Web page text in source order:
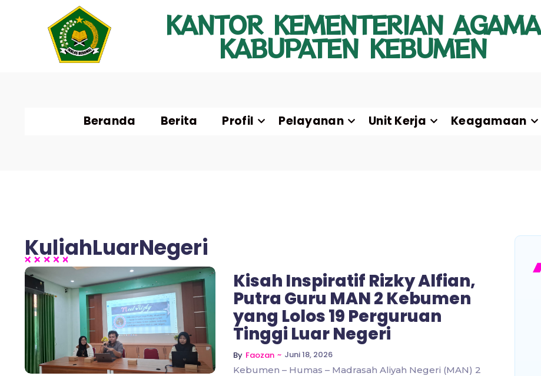
KANTOR KEMENTERIAN AGAMA
KABUPATEN KEBUMEN
Beranda Berita Profil Pelayanan Unit Kerja Keagamaan
KuliahLuarNegeri
No Comments
Kisah Inspiratif Rizky Alfian,
Putra Guru MAN 2 Kebumen
yang Lolos 19 Perguruan
Tinggi Luar Negeri
By Faozan ~ Juni 18, 2026
Kebumen – Humas – Madrasah Aliyah Negeri (MAN) 2